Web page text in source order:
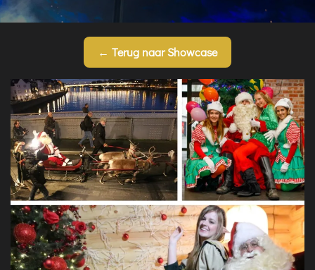
← Terug naar Showcase